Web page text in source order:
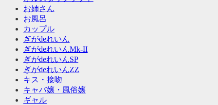
お姉さん
お風呂
カップル
ぎがdeれいん
ぎがdeれいんMk-II
ぎがdeれいんSP
ぎがdeれいんZZ
キス・接吻
キャバ嬢・風俗嬢
ギャル